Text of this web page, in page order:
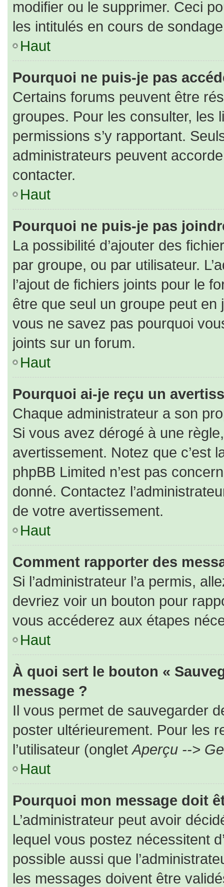
modifier ou le supprimer. Ceci
les intitulés en cours de
Haut
Pourquoi ne puis-je pas
Certains forums peuvent être
groupes. Pour les consulter, les
permissions s’y rapportant.
administrateurs peuvent
contacter.
Haut
Pourquoi ne puis-je pas
La possibilité d’ajouter des
par groupe, ou par utilisateur.
l’ajout de fichiers joints pour le
être que seul un groupe peut en
vous ne savez pas pourquoi
joints sur un forum.
Haut
Pourquoi ai-je reçu un
Chaque administrateur a son
Si vous avez dérogé à une
avertissement. Notez que c’est
phpBB Limited n’est pas
donné. Contactez
de votre avertissement.
Haut
Comment rapporter des
Si l’administrateur l’a permis,
devriez voir un bouton pour
vous accéderez aux étapes
Haut
À quoi sert le bouton «
message ?
Il vous permet de sauvegarder
poster ultérieurement. Pour les
l’utilisateur (ongletAperçu -->
Haut
Pourquoi mon message doit
L’administrateur peut avoir
lequel vous postez nécessitent
possible aussi que
les messages doivent être